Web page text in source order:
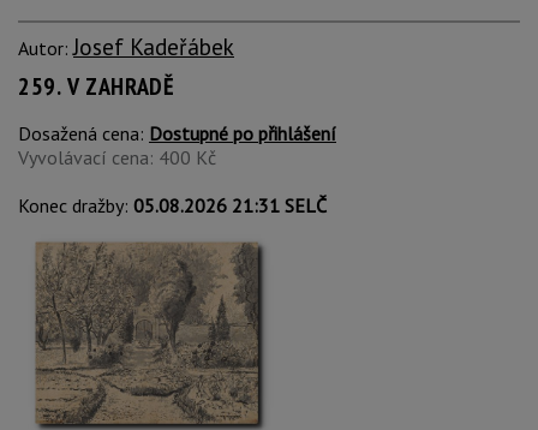
Autor:Josef Kadeřábek
259. V ZAHRADĚ
Dosažená cena: Dostupné po přihlášení
Vyvolávací cena: 400 Kč
Konec dražby: 05.08.2026 21:31 SELČ